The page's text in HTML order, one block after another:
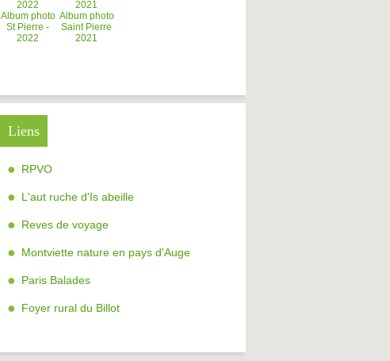
Album photo
St Pierre -
2022
Album photo
Saint Pierre
2021
Liens
RPVO
L'aut ruche d'Is abeille
Reves de voyage
Montviette nature en pays d'Auge
Paris Balades
Foyer rural du Billot